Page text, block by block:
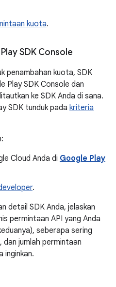
kuota.
SDK Console
penambahan kuota, SDK
Play SDK Console dan
ke SDK Anda di sana.
SDK tunduk pada kriteria
Cloud Anda di Google Play
.
detail SDK Anda, jelaskan
permintaan API yang Anda
seberapa sering
jumlah permintaan
inginkan.